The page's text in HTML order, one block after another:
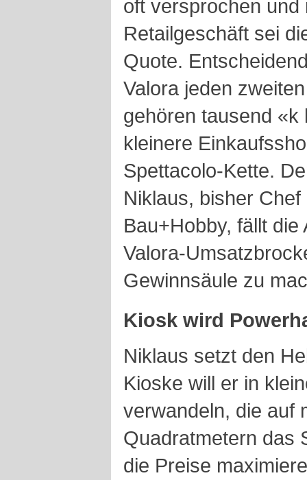
oft versprochen und
Retailgeschäft sei
Quote.
Valora jeden
gehören tausend
kleinere
Spettacolo-Kette.
Niklaus, bisher
Bau+Hobby, fällt
Valora-
Gewinnsäule zu
Kiosk wird
Niklaus setzt den
Kioske will er in
verwandeln, die auf
Quadratmetern das
die Preise